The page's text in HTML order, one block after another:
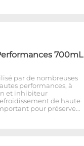
700mL
par de nombreuses
performances, à
et inhibiteur
de haute
pour préserve…